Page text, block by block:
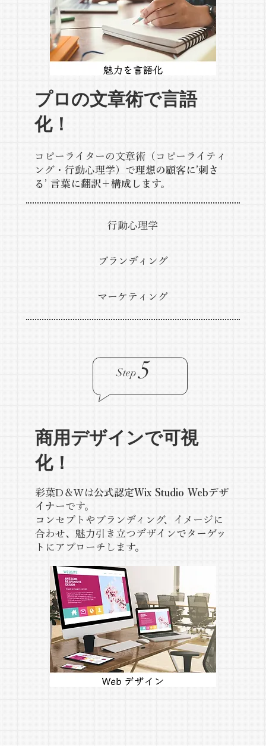
プロの文章術で言語
化！
コピーライターの文章術（コピーライティ
ング・行動心理学）で理想の顧客に’刺さ
る’ 言葉に翻訳＋構成します。
マーケティング
​ブランディング
​行動心理学
Step 5
商用デザインで可視
化！
彩葉D＆Wは公式認定Wix Studio Webデザ
イナーです。
コンセプトやブランディング、イメージに
合わせ、魅力引き立つデザインでターゲッ
トにアプローチします。